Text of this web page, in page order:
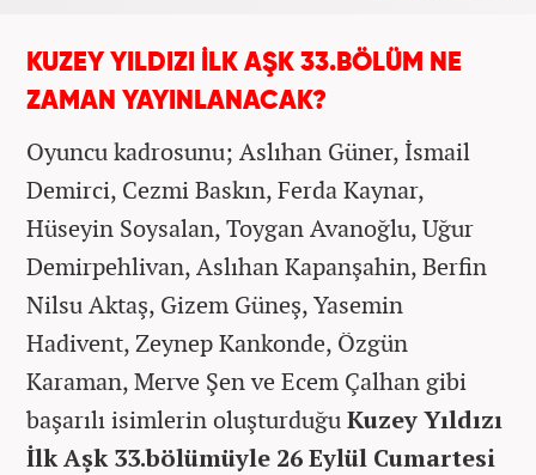
KUZEY YILDIZI İLK AŞK 33.BÖLÜM NE
ZAMAN YAYINLANACAK?
Oyuncu kadrosunu; Aslıhan Güner, İsmail
Demirci, Cezmi Baskın, Ferda Kaynar,
Hüseyin Soysalan, Toygan Avanoğlu, Uğur
Demirpehlivan, Aslıhan Kapanşahin, Berfin
Nilsu Aktaş, Gizem Güneş, Yasemin
Hadivent, Zeynep Kankonde, Özgün
Karaman, Merve Şen ve Ecem Çalhan gibi
başarılı isimlerin oluşturduğuKuzey Yıldızı
İlk Aşk 33.bölümüyle 26 Eylül Cumartesi